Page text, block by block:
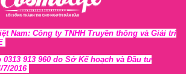
Nam: Công ty TNHH Truyền thông và Giải trí
913 960 do Sở Kế hoạch và Đầu tư
7/2016